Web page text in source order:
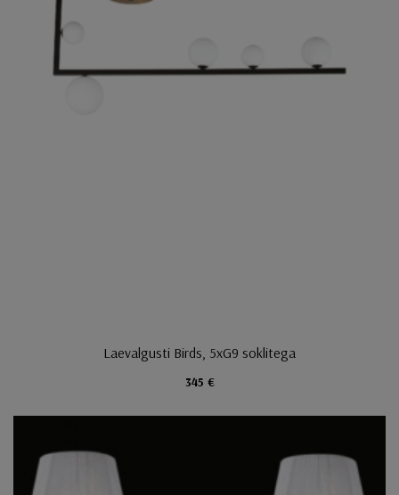
Laevalgusti Birds, 5xG9 soklitega
345 €